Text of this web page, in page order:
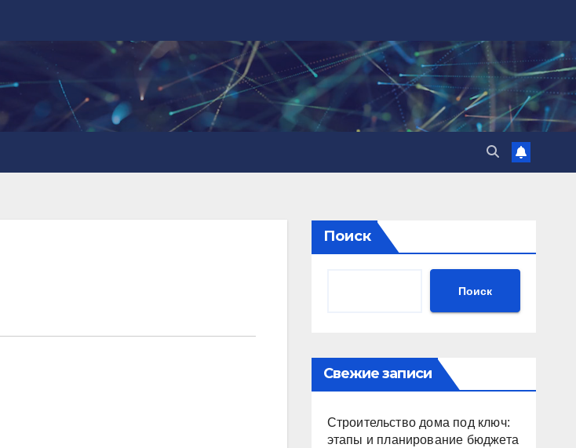
Поиск
Поиск
Свежие записи
Строительство дома под ключ:
этапы и планирование бюджета